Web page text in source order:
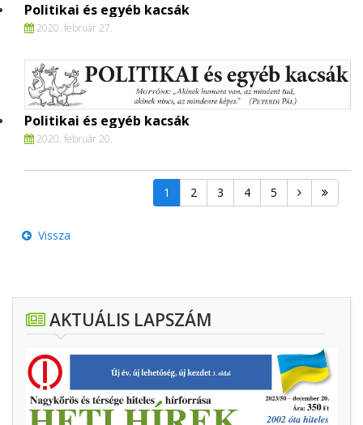
Politikai és egyéb kacsák
2020. február 27.
Politikai és egyéb kacsák
2020. február 20.
1 2 3 4 5
Vissza
AKTUÁLIS LAPSZÁM